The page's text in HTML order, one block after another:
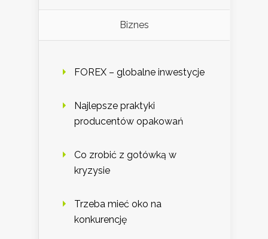
Biznes
FOREX – globalne inwestycje
Najlepsze praktyki
producentów opakowań
Co zrobić z gotówką w
kryzysie
Trzeba mieć oko na
konkurencję